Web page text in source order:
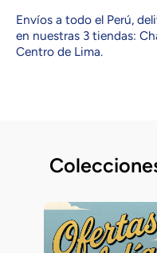
Envíos a todo el Perú,
en nuestras 3 tiendas:
Centro de Lima.